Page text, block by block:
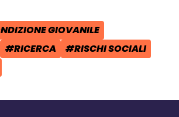
GIOVANILE
TAG:
#RICERCA TAG:
#RISCHI SOCIALI